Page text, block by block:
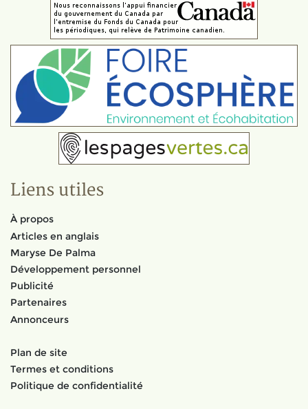
Liens utiles
À propos
Articles en anglais
Maryse De Palma
Développement personnel
Publicité
Partenaires
Annonceurs
Plan de site
Termes et conditions
Politique de confidentialité